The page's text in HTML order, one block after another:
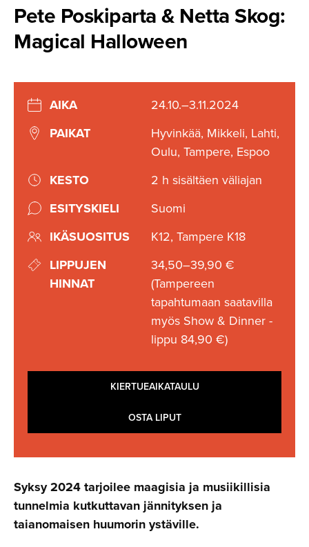
Pete Poskiparta & Netta Skog:
Magical Halloween
AIKA
24.10.–3.11.2024
PAIKAT
Hyvinkää, Mikkeli, Lahti,
Oulu, Tampere, Espoo
KESTO
2 h sisältäen väliajan
ESITYSKIELI
Suomi
IKÄSUOSITUS
K12, Tampere K18
LIPPUJEN
HINNAT
34,50–39,90 €
(Tampereen
tapahtumaan saatavilla
myös Show & Dinner -
lippu 84,90 €)
KIERTUEAIKATAULU
OSTA LIPUT
Syksy 2024 tarjoilee maagisia ja musiikil­lisia
tunnelmia kutkuttavan jännityksen ja
taianomaisen huumorin ystäville.